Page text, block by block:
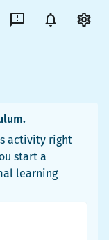
activity right
start a
learning